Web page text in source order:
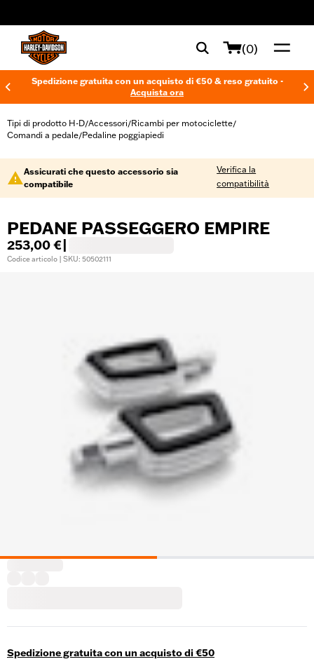
(0)
Spedizione gratuita con un acquisto di €50 & reso gratuito -
Acquista ora
Tipi di prodotto H-D/Accessori/Ricambi per motociclette/
Comandi a pedale/Pedaline poggiapiedi
Assicurati che questo accessorio sia
compatibile
Verifica la
compatibilità
PEDANE PASSEGGERO EMPIRE
253,00 €
Codice articolo | SKU: 50502111
Spedizione gratuita con un acquisto di €50